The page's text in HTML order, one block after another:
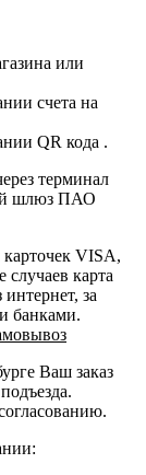
или
счета на
QR кода .
терминал
шлюз ПАО
VISA,
карта
за
банками.
Ваш заказ